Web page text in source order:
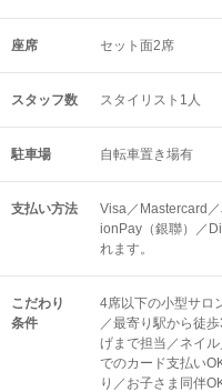
座席 セット面2席
スタッフ数 スタイリスト1人
駐車場 自転車置き場有
支払い方法
Visa／Mastercard
ionPay（銀聯）／
れます。
こだわり
条件
4席以下の小型サロ
／最寄り駅から徒
げまで担当／ネイ
でのカード支払い
り／お子さま同伴